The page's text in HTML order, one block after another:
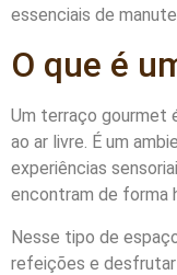
essenciais de
O que é
Um terraço gourmet
ao ar livre. É um
experiências
encontram de forma
Nesse tipo de
refeições e